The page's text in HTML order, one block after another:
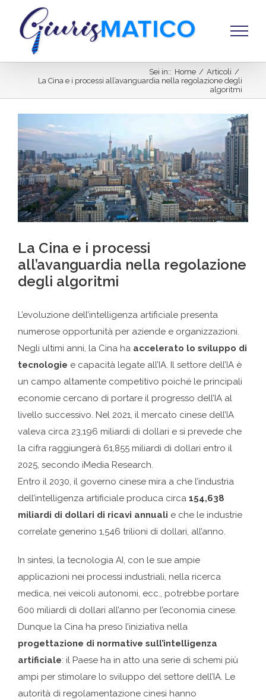
contenuto
Sei in:: Home / Articoli /
La Cina e i processi all’avanguardia nella regolazione degli
algoritmi
immagine
La Cina e i processi
all’avanguardia nella regolazione
degli algoritmi
L’evoluzione dell’intelligenza artificiale presenta
numerose opportunità per aziende e organizzazioni.
Negli ultimi anni, la Cina ha accelerato lo sviluppo di
tecnologie e capacità legate all’IA. Il settore dell’IA è
un campo altamente competitivo poiché le principali
economie cercano di portare il progresso dell’IA al
livello successivo. Nel 2021, il mercato cinese dell’IA
valeva circa 23,196 miliardi di dollari e si prevede che
la cifra raggiungerà 61,855 miliardi di dollari entro il
2025, secondo iMedia Research.
Entro il 2030, il governo cinese mira a che l’industria
dell’intelligenza artificiale produca circa 154,638
miliardi di dollari di ricavi annuali e che le industrie
correlate generino 1,546 trilioni di dollari, all’anno.
In sintesi, la tecnologia AI, con le sue ampie
applicazioni nei processi industriali, nella ricerca
medica, nei veicoli autonomi, ecc., potrebbe portare
600 miliardi di dollari all’anno per l’economia cinese.
Dunque la Cina ha preso l’iniziativa nella
progettazione di normative sull’intelligenza
artificiale: il Paese ha in atto una serie di schemi più
ampi per stimolare lo sviluppo del settore dell’IA. Le
autorità di regolamentazione cinesi hanno